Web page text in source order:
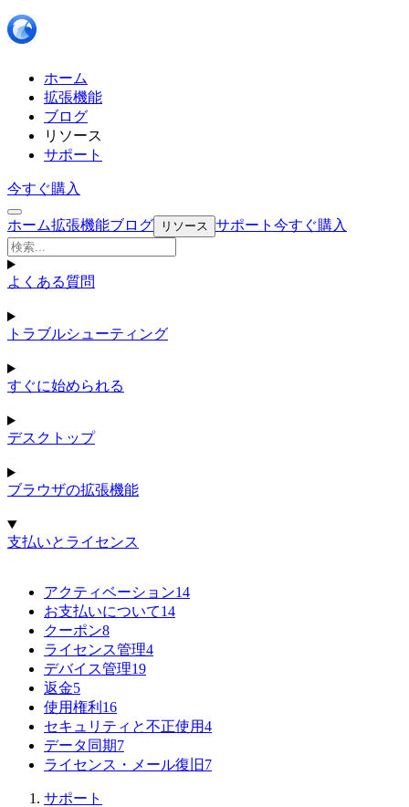
ホーム
拡張機能
ブログ
リソース
サポート
今すぐ購入
ホーム拡張機能ブログ リソース サポート 今すぐ購入
よくある質問
トラブルシューティング
すぐに始められる
デスクトップ
ブラウザの拡張機能
支払いとライセンス
アクティベーション14
お支払いについて14
クーポン8
ライセンス管理4
デバイス管理19
返金5
使用権利 16
セキュリティと不正使用4
データ同期7
ライセンス・メール復旧 7
サポート